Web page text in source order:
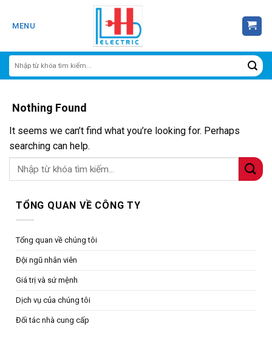
MENU
Nothing Found
It seems we can’t find what you’re looking for. Perhaps
searching can help.
TỔNG QUAN VỀ CÔNG TY
Tổng quan về chúng tôi
Đội ngũ nhân viên
Giá trị và sứ mệnh
Dịch vụ của chúng tôi
Đối tác nhà cung cấp